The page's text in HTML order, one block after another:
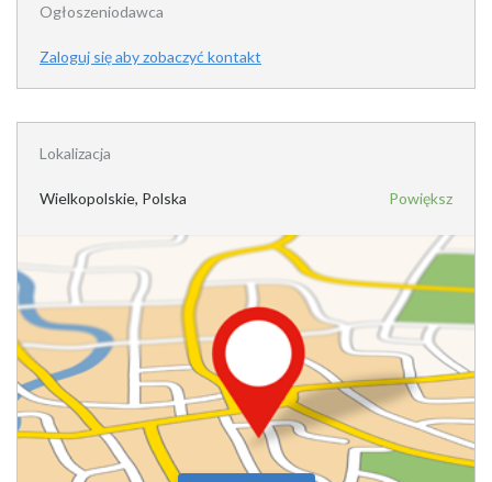
Ogłoszeniodawca
Zaloguj się aby zobaczyć kontakt
Lokalizacja
Wielkopolskie, Polska Powiększ